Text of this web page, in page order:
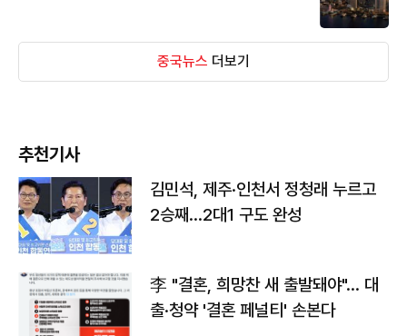
중국뉴스 더보기
추천기사
김민석, 제주·인천서 정청래 누르고
2승째…2대1 구도 완성
李 "결혼, 희망찬 새 출발돼야"… 대
출·청약 '결혼 페널티' 손본다